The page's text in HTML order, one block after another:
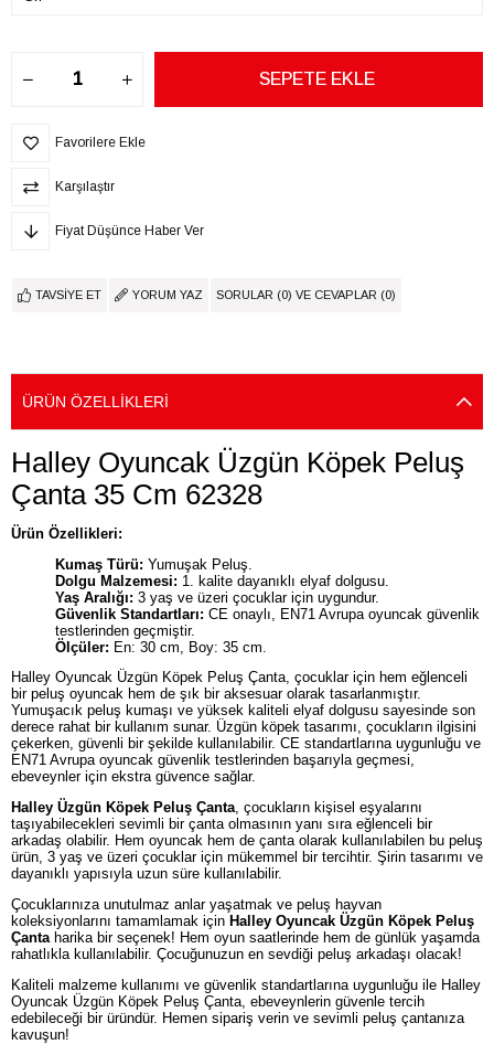
Favorilere Ekle
Karşılaştır
Fiyat Düşünce Haber Ver
TAVSIYE ET YORUM YAZ SORULAR (0) VE CEVAPLAR (0)
ÜRÜN ÖZELLIKLERI
Halley Oyuncak Üzgün Köpek Peluş
Çanta 35 Cm 62328
Ürün Özellikleri:
Kumaş Türü: Yumuşak Peluş.
Dolgu Malzemesi: 1. kalite dayanıklı elyaf dolgusu.
Yaş Aralığı: 3 yaş ve üzeri çocuklar için uygundur.
Güvenlik Standartları: CE onaylı, EN71 Avrupa oyuncak güvenlik
testlerinden geçmiştir.
Ölçüler: En: 30 cm, Boy: 35 cm.
Halley Oyuncak Üzgün Köpek Peluş Çanta, çocuklar için hem eğlenceli
bir peluş oyuncak hem de şık bir aksesuar olarak tasarlanmıştır.
Yumuşacık peluş kumaşı ve yüksek kaliteli elyaf dolgusu sayesinde son
derece rahat bir kullanım sunar. Üzgün köpek tasarımı, çocukların ilgisini
çekerken, güvenli bir şekilde kullanılabilir. CE standartlarına uygunluğu ve
EN71 Avrupa oyuncak güvenlik testlerinden başarıyla geçmesi,
ebeveynler için ekstra güvence sağlar.
Halley Üzgün Köpek Peluş Çanta, çocukların kişisel eşyalarını
taşıyabilecekleri sevimli bir çanta olmasının yanı sıra eğlenceli bir
arkadaş olabilir. Hem oyuncak hem de çanta olarak kullanılabilen bu peluş
ürün, 3 yaş ve üzeri çocuklar için mükemmel bir tercihtir. Şirin tasarımı ve
dayanıklı yapısıyla uzun süre kullanılabilir.
Çocuklarınıza unutulmaz anlar yaşatmak ve peluş hayvan
koleksiyonlarını tamamlamak için Halley Oyuncak Üzgün Köpek Peluş
Çanta harika bir seçenek! Hem oyun saatlerinde hem de günlük yaşamda
rahatlıkla kullanılabilir. Çocuğunuzun en sevdiği peluş arkadaşı olacak!
Kaliteli malzeme kullanımı ve güvenlik standartlarına uygunluğu ile Halley
Oyuncak Üzgün Köpek Peluş Çanta, ebeveynlerin güvenle tercih
edebileceği bir üründür. Hemen sipariş verin ve sevimli peluş çantanıza
kavuşun!